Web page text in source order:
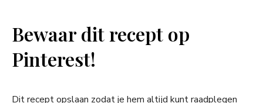
Bewaar dit recept op
Pinterest!
Dit recept opslaan zodat je hem altijd kunt raadplegen